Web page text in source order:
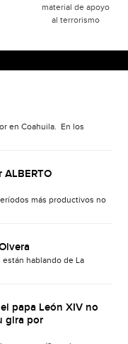
material de apoyo
al terrorismo
en Coahuila. En los
más productivos no
están hablando de La
papa León XIV no
gira por